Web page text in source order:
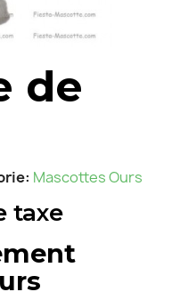
de
Mascottes Ours
taxe